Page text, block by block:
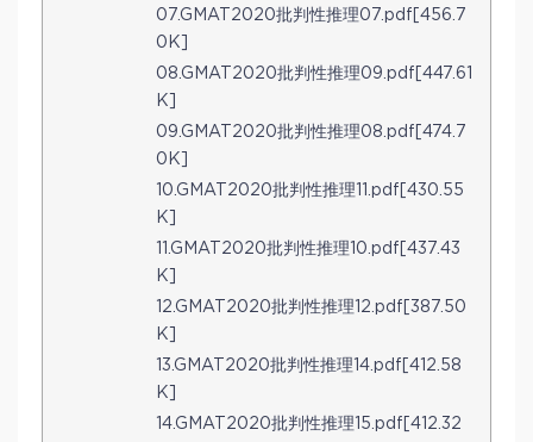
07.GMAT2020批判性推理07.pdf[456.7
0K]
08.GMAT2020批判性推理09.pdf[447.61
K]
09.GMAT2020批判性推理08.pdf[474.7
0K]
10.GMAT2020批判性推理11.pdf[430.55
K]
11.GMAT2020批判性推理10.pdf[437.43
K]
12.GMAT2020批判性推理12.pdf[387.50
K]
13.GMAT2020批判性推理14.pdf[412.58
K]
14.GMAT2020批判性推理15.pdf[412.32